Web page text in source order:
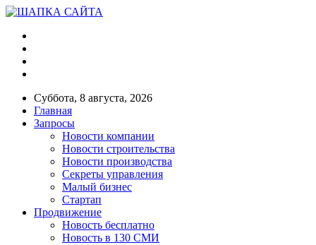
Суббота, 8 августа, 2026
Главная
Запросы
Новости компании
Новости строительства
Новости производства
Секреты управления
Малый бизнес
Стартап
Продвижение
Новость бесплатно
Новость в 130 СМИ